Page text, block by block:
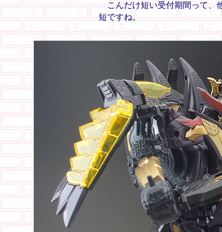
こんだけ短い受付期間って、
短ですね。